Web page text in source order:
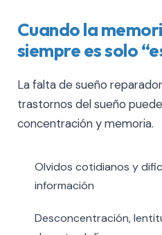
Cuando la
siempre es solo
La falta de sueño
trastornos del sueño
concentración y memoria.
Olvidos cotidianos y
información
Desconcentración,